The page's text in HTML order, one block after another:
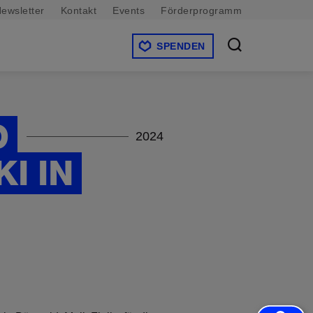
Kontakt Events Förderprogramm
SPENDEN
IN
2024